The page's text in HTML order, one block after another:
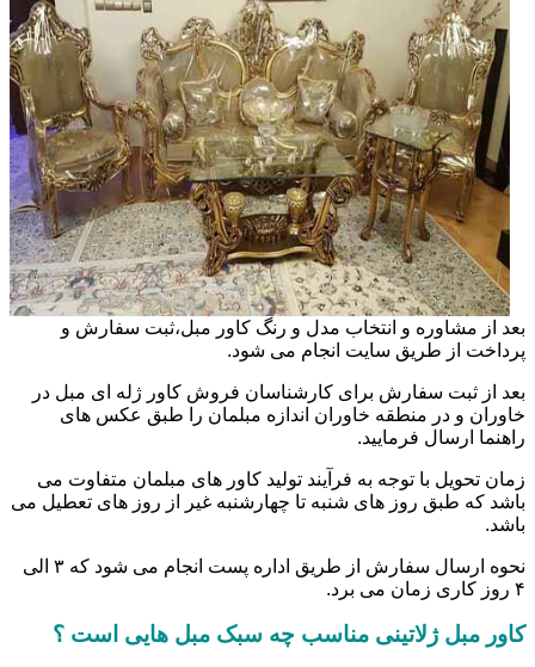
بعد از مشاوره و انتخاب مدل و رنگ کاور مبل،ثبت سفارش و
پرداخت از طریق سایت انجام می شود.
بعد از ثبت سفارش برای کارشناسان فروش کاور ژله ای مبل در
خاوران و در منطقه خاوران اندازه مبلمان را طبق عکس های
راهنما ارسال فرمایید.
زمان تحویل با توجه به فرآیند تولید کاور های مبلمان متفاوت می
باشد که طبق روز های شنبه تا چهارشنبه غیر از روز های تعطیل می
باشد.
نحوه ارسال سفارش از طریق اداره پست انجام می شود که ۳ الی
۴ روز کاری زمان می برد.
کاور مبل ژلاتینی مناسب چه سبک مبل هایی است ؟